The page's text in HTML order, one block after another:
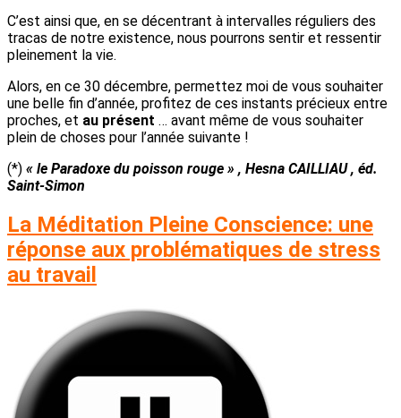
C’est ainsi que, en se décentrant à intervalles réguliers des
tracas de notre existence, nous pourrons sentir et ressentir
pleinement la vie.
Alors, en ce 30 décembre, permettez moi de vous souhaiter
une belle fin d’année, profitez de ces instants précieux entre
proches, et au présent … avant même de vous souhaiter
plein de choses pour l’année suivante !
(*) « le Paradoxe du poisson rouge » , Hesna CAILLIAU , éd.
Saint-Simon
La Méditation Pleine Conscience: une
réponse aux problématiques de stress
au travail